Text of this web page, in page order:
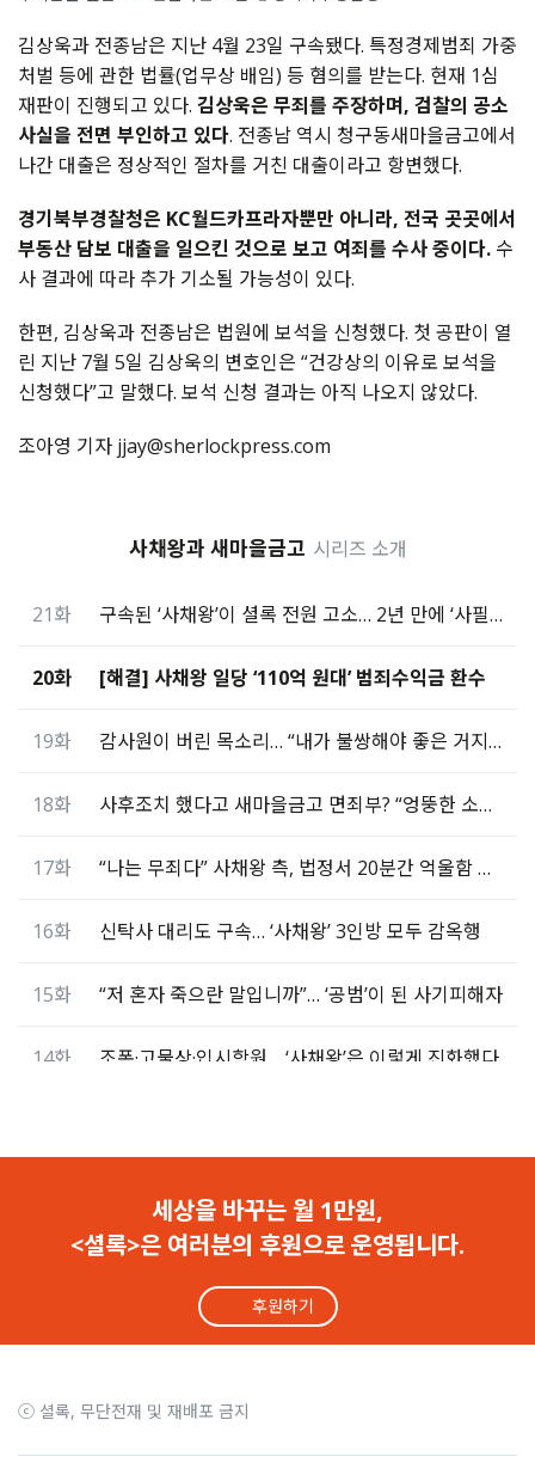
김상욱과 전종남은 지난 4월 23일 구속됐다. 특정경제범죄 가중
처벌 등에 관한 법률(업무상 배임) 등 혐의를 받는다. 현재 1심
재판이 진행되고 있다. 김상욱은 무죄를 주장하며, 검찰의 공소
사실을 전면 부인하고 있다. 전종남 역시 청구동새마을금고에서
나간 대출은 정상적인 절차를 거친 대출이라고 항변했다.
경기북부경찰청은 KC월드카프라자뿐만 아니라, 전국 곳곳에서
부동산 담보 대출을 일으킨 것으로 보고 여죄를 수사 중이다. 수
사 결과에 따라 추가 기소될 가능성이 있다.
한편, 김상욱과 전종남은 법원에 보석을 신청했다. 첫 공판이 열
린 지난 7월 5일 김상욱의 변호인은 “건강상의 이유로 보석을
신청했다”고 말했다. 보석 신청 결과는 아직 나오지 않았다.
조아영 기자 jjay@sherlockpress.com
사채왕과 새마을금고 시리즈 소개
21화 구속된 ‘사채왕’이 셜록 전원 고소… 2년 만에 ‘사필귀정’
20화 [해결] 사채왕 일당 ‘110억 원대’ 범죄수익금 환수
19화 감사원이 버린 목소리… “내가 불쌍해야 좋은 거지?”
18화 사후조치 했다고 새마을금고 면죄부? “엉뚱한 소리!”
17화 “나는 무죄다” 사채왕 측, 법정서 20분간 억울함 호소
16화 신탁사 대리도 구속… ‘사채왕’ 3인방 모두 감옥행
15화 “저 혼자 죽으란 말입니까”… ‘공범’이 된 사기피해자
14화 조폭·고물상·입시학원… ‘사채왕’은 이렇게 진화했다
세상을 바꾸는 월 1만원,
<셜록>은 여러분의 후원으로 운영됩니다.
후원하기
ⓒ 셜록, 무단전재 및 재배포 금지